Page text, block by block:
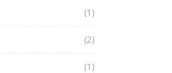
(1)
(2)
(1)